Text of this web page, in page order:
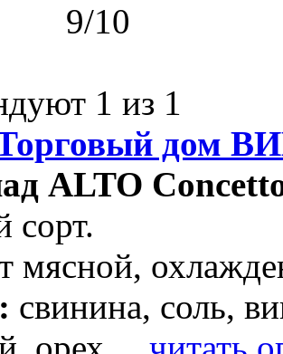
9/10
1 из 1
дом
ALTO
мясной,
свинина, соль,